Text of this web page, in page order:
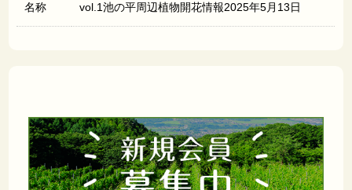
名称 vol.1池の平周辺植物開花情報2025年5月13日